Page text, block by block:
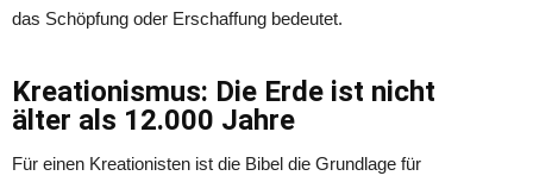
das Schöpfung oder Erschaffung bedeutet.
Kreationismus: Die Erde ist nicht
älter als 12.000 Jahre
Für einen Kreationisten ist die Bibel die Grundlage für